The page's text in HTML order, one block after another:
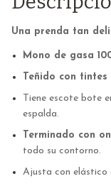
Una prenda tan
Mono de gasa
Teñido con tintes
Tiene escote bote
espalda.
Terminado con
todo su contorno.
Ajusta con elástico